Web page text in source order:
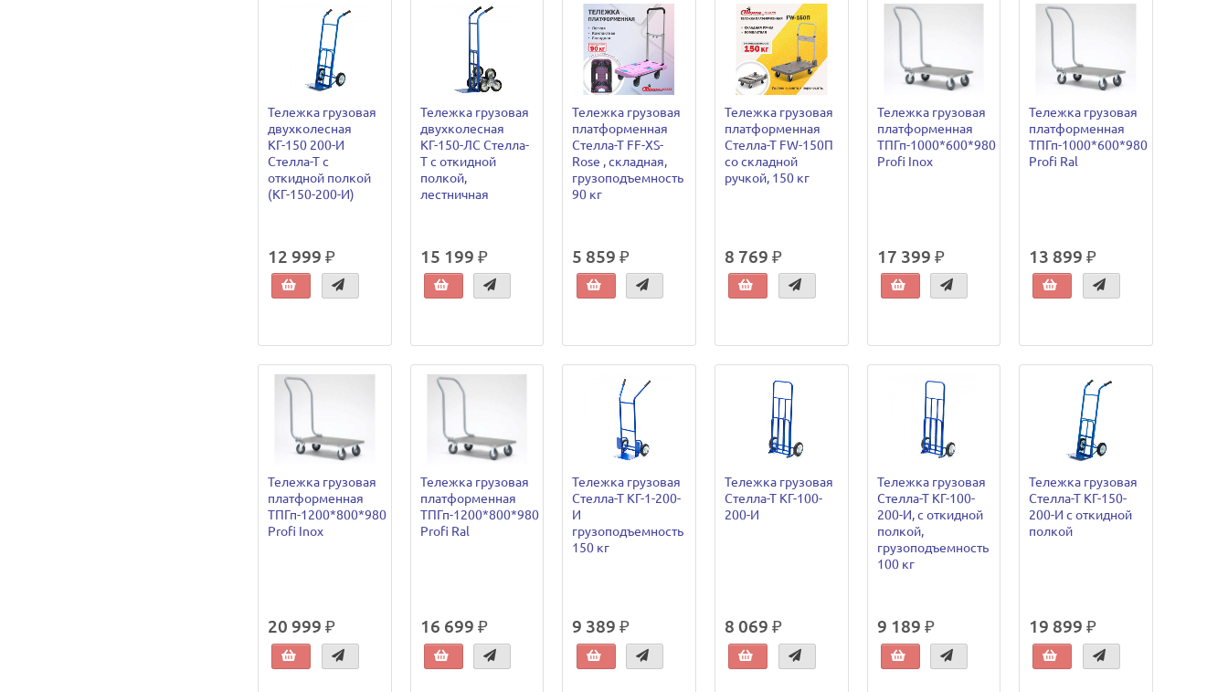
Тележка грузовая
двухколесная
КГ-150 200-И
Стелла-Т с
откидной полкой
(КГ-150-200-И)
12 999 ₽
Тележка грузовая
двухколесная
КГ-150-ЛС Стелла-
Т с откидной
полкой,
лестничная
15 199 ₽
Тележка грузовая
платформенная
Стелла-Т FF-XS-
Rose , складная,
грузоподъемность
90 кг
5 859 ₽
Тележка грузовая
платформенная
Стелла-Т FW-150П
со складной
ручкой, 150 кг
8 769 ₽
Тележка грузовая
платформенная
ТПГп-1000*600*980
Profi Inox
17 399 ₽
Тележка грузовая
платформенная
ТПГп-1000*600*980
Profi Ral
13 899 ₽
Тележка грузовая
платформенная
ТПГп-1200*800*980
Profi Inox
20 999 ₽
Тележка грузовая
платформенная
ТПГп-1200*800*980
Profi Ral
16 699 ₽
Тележка грузовая
Стелла-Т КГ-1-200-
И
грузоподъемность
150 кг
9 389 ₽
Тележка грузовая
Стелла-Т КГ-100-
200-И
8 069 ₽
Тележка грузовая
Стелла-Т КГ-100-
200-И, с откидной
полкой,
грузоподъемность
100 кг
9 189 ₽
Тележка грузовая
Стелла-Т КГ-150-
200-И с откидной
полкой
19 899 ₽